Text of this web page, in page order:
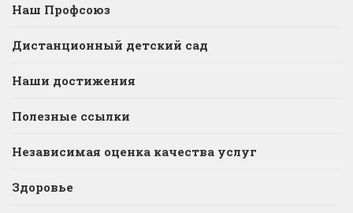
Наш Профсоюз
Дистанционный детский сад
Наши достижения
Полезные ссылки
Независимая оценка качества услуг
Здоровье